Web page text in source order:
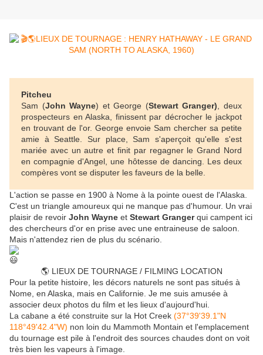
Pitcheu
Sam (John Wayne) et George (Stewart Granger) , deux
prospecteurs en Alaska, finissent par décrocher le jackpot
en trouvant de l'or. George envoie Sam chercher sa petite
amie à Seattle. Sur place, Sam s'aperçoit qu'elle s'est
mariée avec un autre et finit par regagner le Grand Nord
en compagnie d'Angel, une hôtesse de dancing. Les deux
compères vont se disputer les faveurs de la belle.
L'action se passe en 1900 à Nome à la pointe ouest de l'Alaska.
C'est un triangle amoureux qui ne manque pas d'humour. Un vrai
plaisir de revoir John Wayne et Stewart Grangerqui campent ici
des chercheurs d'or en prise avec une entraineuse de saloon.
Mais n'attendez rien de plus du scénario.
🌎 LIEUX DE TOURNAGE / FILMING LOCATION
Pour la petite histoire, les décors naturels ne sont pas situés à
Nome, en Alaska, mais en Californie. Je me suis amusée à
associer deux photos du film et les lieux d'aujourd'hui.
La cabane a été construite sur la Hot Creek (37°39'39.1"N
118°49'42.4"W) non loin du Mammoth Montain et l'emplacement
du tournage est pile à l'endroit des sources chaudes dont on voit
très bien les vapeurs à l'image.